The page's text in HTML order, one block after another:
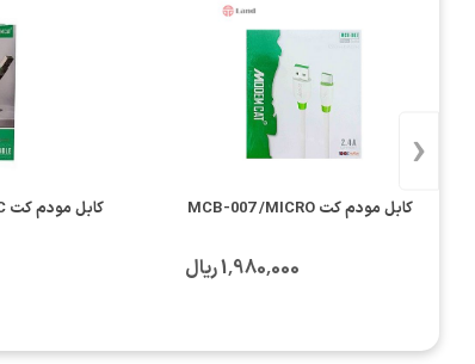
کابل مودم کت MCB-007 /MICRO
1٬980٬000 ریال
کابل مودم کت MCB-009 /TYPE-C
‹